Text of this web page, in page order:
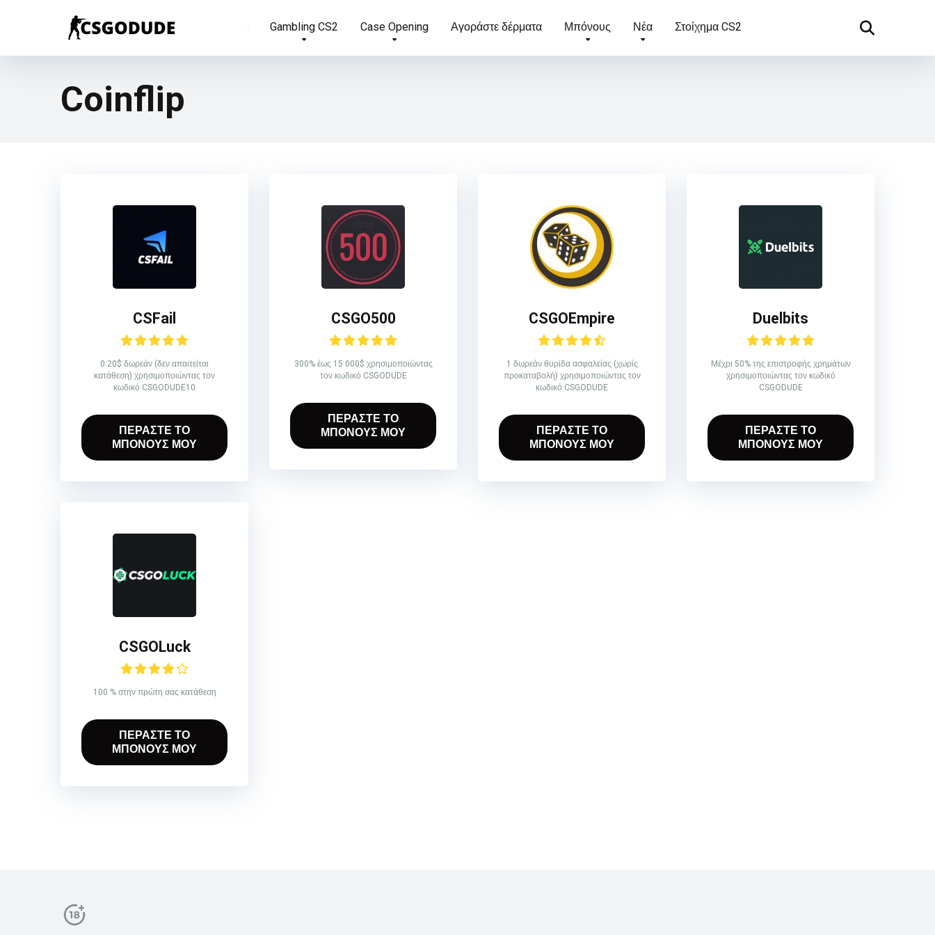
Gambling CS2 Case Opening Αγοράστε δέρματα Μπόνους Νέα Στοίχημα CS2
Coinflip
CSFail
0.20$ δωρεάν (δεν απαιτείται
κατάθεση) χρησιμοποιώντας τον
κωδικό CSGODUDE10
ΠΕΡΑΣΤΕ ΤΟ
ΜΠΟΝΟΥΣ ΜΟΥ
CSGO500
300% έως 15 000$ χρησιμοποιώντας
τον κωδικό CSGODUDE
ΠΕΡΑΣΤΕ ΤΟ
ΜΠΟΝΟΥΣ ΜΟΥ
CSGOEmpire
1 δωρεάν θυρίδα ασφαλείας (χωρίς
προκαταβολή) χρησιμοποιώντας τον
κωδικό CSGODUDE
ΠΕΡΑΣΤΕ ΤΟ
ΜΠΟΝΟΥΣ ΜΟΥ
Duelbits
Μέχρι 50% της επιστροφής χρημάτων
χρησιμοποιώντας τον κωδικό
CSGODUDE
ΠΕΡΑΣΤΕ ΤΟ
ΜΠΟΝΟΥΣ ΜΟΥ
CSGOLuck
100 % στην πρώτη σας κατάθεση
ΠΕΡΑΣΤΕ ΤΟ
ΜΠΟΝΟΥΣ ΜΟΥ